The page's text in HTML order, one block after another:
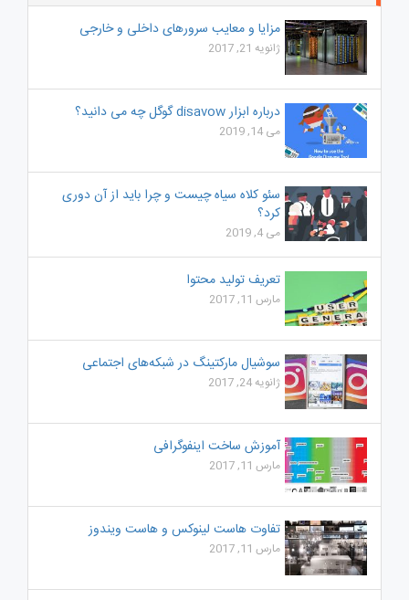
کنیم؟
مزایا و معایب سرورهای داخلی و خارجی
ژانویه 21, 2017
درباره ابزار disavow گوگل چه می دانید؟
می 14, 2019
سئو کلاه سیاه چیست و چرا باید از آن دوری
کرد؟
می 4, 2019
تعریف تولید محتوا
مارس 11, 2017
سوشیال مارکتینگ در شبکه‌های اجتماعی
ژانویه 24, 2017
آموزش ساخت اینفوگرافی
مارس 11, 2017
تفاوت هاست لینوکس و هاست ویندوز
مارس 11, 2017